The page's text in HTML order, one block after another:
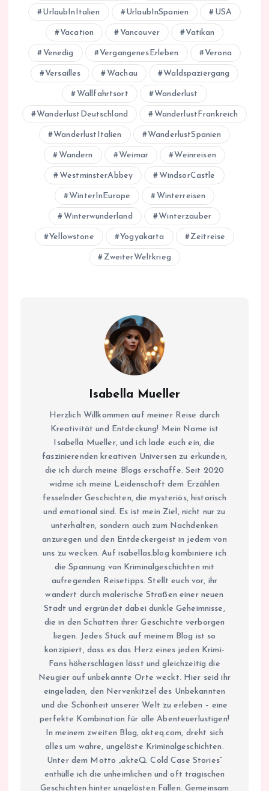
UrlaubInItalien UrlaubInSpanien USA
Vacation Vancouver Vatikan
Venedig VergangenesErleben Verona
Versailles Wachau Waldspaziergang
Wallfahrtsort Wanderlust
WanderlustDeutschland WanderlustFrankreich
WanderlustItalien WanderlustSpanien
Wandern Weimar Weinreisen
WestminsterAbbey WindsorCastle
WinterInEurope Winterreisen
Winterwunderland Winterzauber
Yellowstone Yogyakarta Zeitreise
ZweiterWeltkrieg
Isabella Mueller
Herzlich Willkommen auf meiner Reise durch
Kreativität und Entdeckung! Mein Name ist
Isabella Mueller, und ich lade euch ein, die
faszinierenden kreativen Universen zu erkunden,
die ich durch meine Blogs erschaffe. Seit 2020
widme ich meine Leidenschaft dem Erzählen
fesselnder Geschichten, die mysteriös, historisch
und emotional sind. Es ist mein Ziel, nicht nur zu
unterhalten, sondern auch zum Nachdenken
anzuregen und den Entdeckergeist in jedem von
uns zu wecken. Auf isabellas.blog kombiniere ich
die Spannung von Kriminalgeschichten mit
aufregenden Reisetipps. Stellt euch vor, ihr
wandert durch malerische Straßen einer neuen
Stadt und ergründet dabei dunkle Geheimnisse,
die in den Schatten ihrer Geschichte verborgen
liegen. Jedes Stück auf meinem Blog ist so
konzipiert, dass es das Herz eines jeden Krimi-
Fans höherschlagen lässt und gleichzeitig die
Neugier auf unbekannte Orte weckt. Hier seid ihr
eingeladen, den Nervenkitzel des Unbekannten
und die Schönheit unserer Welt zu erleben – eine
perfekte Kombination für alle Abenteuerlustigen!
In meinem zweiten Blog, akteq.com, dreht sich
alles um wahre, ungelöste Kriminalgeschichten.
Unter dem Motto „akteQ: Cold Case Stories“
enthülle ich die unheimlichen und oft tragischen
Geschichten hinter ungelösten Fällen. Gemeinsam